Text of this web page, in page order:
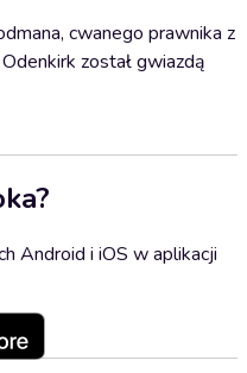
cwanego prawnika z
został gwiazdą
Android i iOS w aplikacji